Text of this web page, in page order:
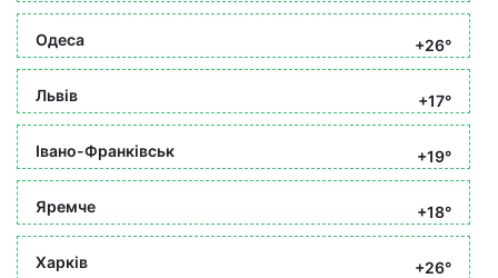
Одеса +26°
Львів +17°
Івано-Франківськ +19°
Яремче +18°
Харків
+26°